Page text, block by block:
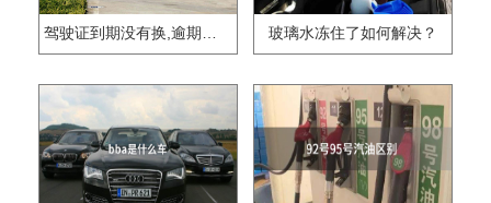
驾驶证到期没有换,逾期怎么办?? 玻璃水冻住了如何解决？